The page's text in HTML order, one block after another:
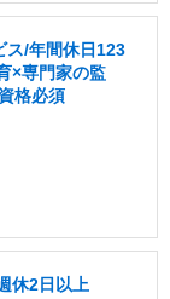
ス/年間休日123
×専門家の監
格必須
休2日以上